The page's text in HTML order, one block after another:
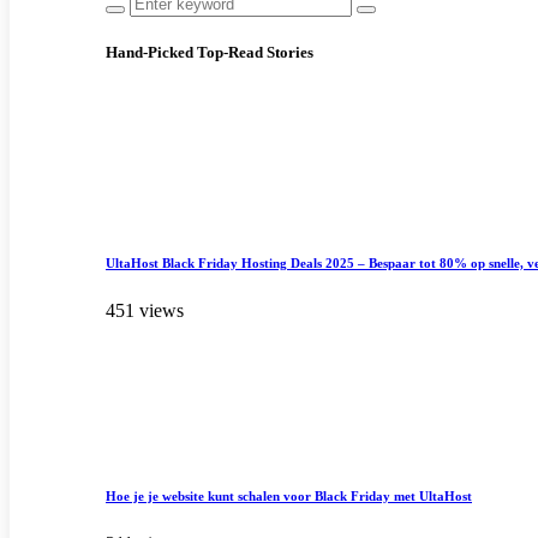
Hand-Picked Top-Read Stories
UltaHost Black Friday Hosting Deals 2025 – Bespaar tot 80% op snelle,
451 views
Hoe je je website kunt schalen voor Black Friday met UltaHost